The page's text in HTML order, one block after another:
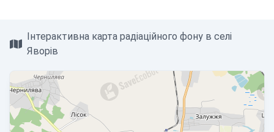
Інтерактивна карта радіаційного фону в селі
Яворів